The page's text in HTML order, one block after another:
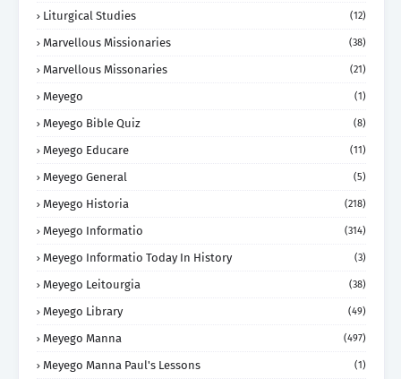
Liturgical Studies (12)
Marvellous Missionaries (38)
Marvellous Missonaries (21)
Meyego (1)
Meyego Bible Quiz (8)
Meyego Educare (11)
Meyego General (5)
Meyego Historia (218)
Meyego Informatio (314)
Meyego Informatio Today In History (3)
Meyego Leitourgia (38)
Meyego Library (49)
Meyego Manna (497)
Meyego Manna Paul's Lessons (1)